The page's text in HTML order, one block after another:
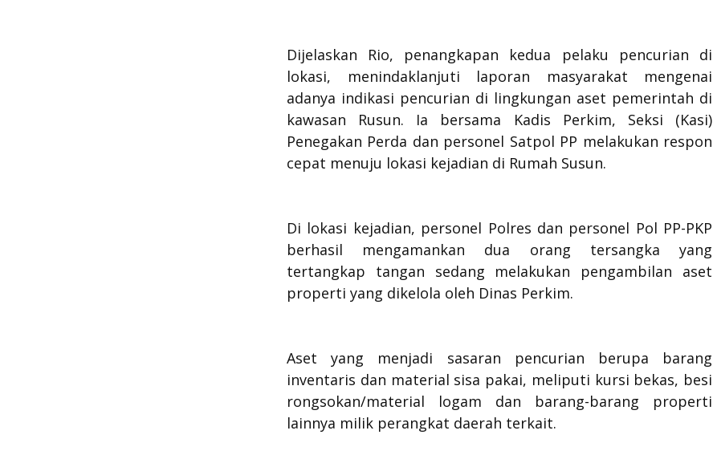
Dijelaskan Rio, penangkapan kedua pelaku pencurian di
lokasi, menindaklanjuti laporan masyarakat mengenai
adanya indikasi pencurian di lingkungan aset pemerintah di
kawasan Rusun. Ia bersama Kadis Perkim, Seksi (Kasi)
Penegakan Perda dan personel Satpol PP melakukan respon
cepat menuju lokasi kejadian di Rumah Susun.
Di lokasi kejadian, personel Polres dan personel Pol PP-PKP
berhasil mengamankan dua orang tersangka yang
tertangkap tangan sedang melakukan pengambilan aset
properti yang dikelola oleh Dinas Perkim.
Aset yang menjadi sasaran pencurian berupa barang
inventaris dan material sisa pakai, meliputi kursi bekas, besi
rongsokan/material logam dan barang-barang properti
lainnya milik perangkat daerah terkait.